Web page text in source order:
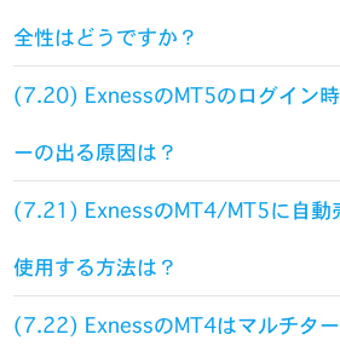
全性はどうですか？
(7.20) ExnessのMT5のログイン
ーの出る原因は？
(7.21) ExnessのMT4/MT5に自動
使用する方法は？
(7.22) ExnessのMT4はマルチタ